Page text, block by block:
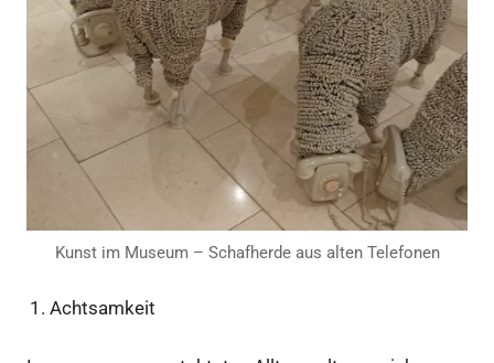
Kunst im Museum – Schafherde aus alten Telefonen
Achtsamkeit